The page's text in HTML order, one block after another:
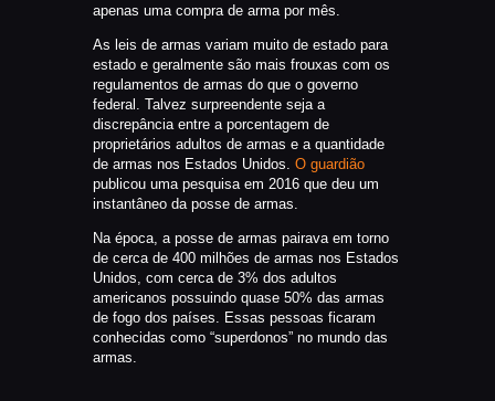
apenas uma compra de arma por mês.
As leis de armas variam muito de estado para
estado e geralmente são mais frouxas com os
regulamentos de armas do que o governo
federal. Talvez surpreendente seja a
discrepância entre a porcentagem de
proprietários adultos de armas e a quantidade
de armas nos Estados Unidos. O guardião
publicou uma pesquisa em 2016 que deu um
instantâneo da posse de armas.
Na época, a posse de armas pairava em torno
de cerca de 400 milhões de armas nos Estados
Unidos, com cerca de 3% dos adultos
americanos possuindo quase 50% das armas
de fogo dos países. Essas pessoas ficaram
conhecidas como “superdonos” no mundo das
armas.